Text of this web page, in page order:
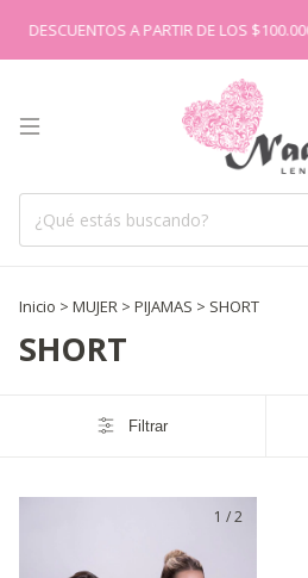
DESCUENTOS A PARTIR DE LOS $100.000
Inicio > MUJER > PIJAMAS > SHORT
SHORT
Filtrar
1 /2